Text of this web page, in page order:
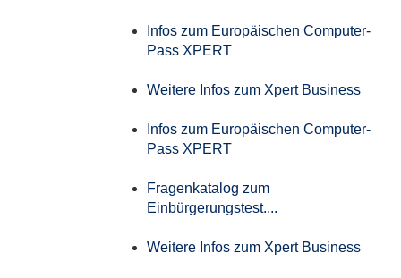
Infos zum Europäischen Computer-
Pass XPERT
Weitere Infos zum Xpert Business
Infos zum Europäischen Computer-
Pass XPERT
Fragenkatalog zum
Einbürgerungstest....
Weitere Infos zum Xpert Business